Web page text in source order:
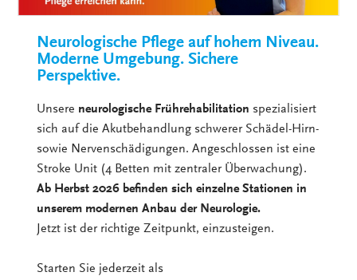
Neurologische Pflege auf hohem Niveau.
Moderne Umgebung. Sichere
Perspektive.
Unsere neurologische Frührehabilitation spezialisiert
sich auf die Akutbehandlung schwerer Schädel-Hirn-
sowie Nervenschädigungen. Angeschlossen ist eine
Stroke Unit (4 Betten mit zentraler Überwachung).
Ab Herbst 2026 befinden sich einzelne Stationen in
unserem modernen Anbau der Neurologie.
Jetzt ist der richtige Zeitpunkt, einzusteigen.
Starten Sie jederzeit als